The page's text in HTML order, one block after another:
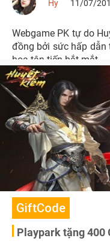
Hy 11/07/
Webgame PK tự do
đồng bởi sức hấp dẫn
họa tân tiến bắt mắt.
GiftCode
Playpark tặng 400